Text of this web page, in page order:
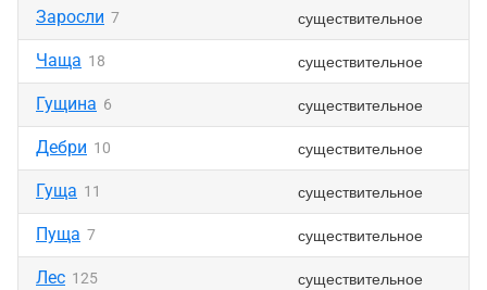
Заросли 7 существительное
Чаща 18 существительное
Гущина 6 существительное
Дебри 10 существительное
Гуща 11 существительное
Пуща 7 существительное
Лес 125 существительное